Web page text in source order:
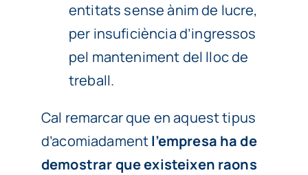
entitats sense ànim de lucre,
per insuficiència d’ingressos
pel manteniment del lloc de
treball.
Cal remarcar que en aquest tipus
d’acomiadamentl’empresa ha de
demostrar que existeixen raons